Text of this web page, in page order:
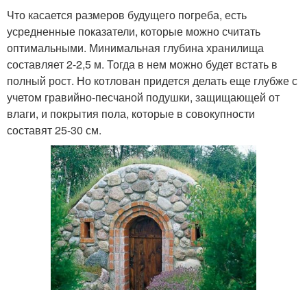
Что касается размеров будущего погреба, есть
усредненные показатели, которые можно считать
оптимальными. Минимальная глубина хранилища
составляет 2-2,5 м. Тогда в нем можно будет встать в
полный рост. Но котлован придется делать еще глубже с
учетом гравийно-песчаной подушки, защищающей от
влаги, и покрытия пола, которые в совокупности
составят 25-30 см.